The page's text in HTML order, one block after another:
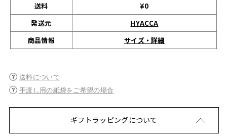
送料
¥0
発送元
HYACCA
商品情報
サイズ・詳細
送料について
手渡し用の紙袋をご希望の場合
ギフトラッピングについて